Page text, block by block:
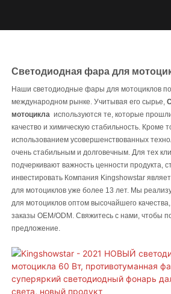
Светодиодная фара для
Наши светодиодные фары для мотоциклов
международном рынке. Учитывая его сырье,
мотоцикла используются те, которые
качество и химическую стабильность. Кроме
использованием усовершенствованных
очень стабильным и долговечным. Для тех
подчеркивают важность ценности продукта,
инвестировать Компания Kingshowstar
для мотоциклов уже более 13 лет. Мы
для мотоциклов оптом высочайшего
заказы OEM/ODM. Свяжитесь с нами, чтобы
предложение.